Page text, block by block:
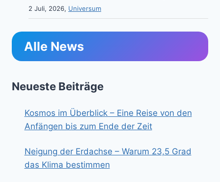
2 Juli, 2026, Universum
Alle News
Neueste Beiträge
Kosmos im Überblick – Eine Reise von den
Anfängen bis zum Ende der Zeit
Neigung der Erdachse – Warum 23,5 Grad
das Klima bestimmen